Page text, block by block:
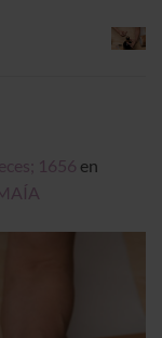
1656 en